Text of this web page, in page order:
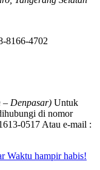
8166-4702
Denpasar) Untuk
di nomor
0517 Atau e-mail :
Waktu hampir habis!